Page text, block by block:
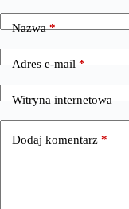
Nazwa*
Adres e-mail*
Witryna internetowa
Dodaj komentarz *